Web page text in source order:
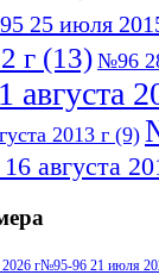
25 июля
г (13) №96
2013 г (9)
августа
г№95-96 21 июля